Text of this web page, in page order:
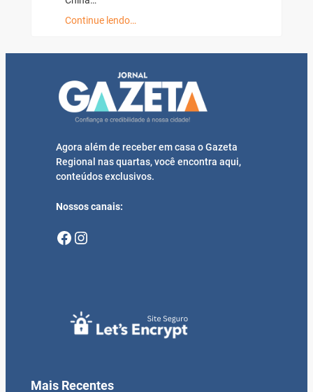
Continue lendo…
Agora além de receber em casa o Gazeta
Regional nas quartas, você encontra aqui,
conteúdos exclusivos.
Nossos canais:
Facebook Instagram
Mais Recentes